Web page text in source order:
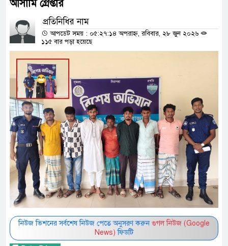
আসামি গ্রেপ্তার
প্রতিনিধির নাম
আপডেট সময় : ০৫:২৭:১৪ অপরাহ্ন, রবিবার, ২৮ জুন ২০২৬
১১৫ বার পড়া হয়েছে
নিউজ ভিশনের সর্বশেষ নিউজ পেতে অনুসরণ করুন গুগল নিউজ (Google
News) ফিডটি